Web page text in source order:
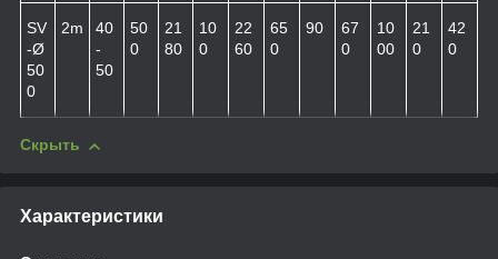
SV
-Ø
50
0
2m
40
-
50
50
0
21
80
10
0
22
60
65
0
90
67
0
10
00
21
0
42
0
Скрыть
Характеристики